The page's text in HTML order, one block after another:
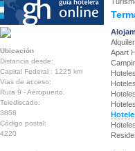
Ubicación
Distancia desde:
Capital Federal : 1225 km
Vias de acceso:
Ruta 9 - Aeropuerto.
Telediscado:
3858
Código postal:
4220
Apart